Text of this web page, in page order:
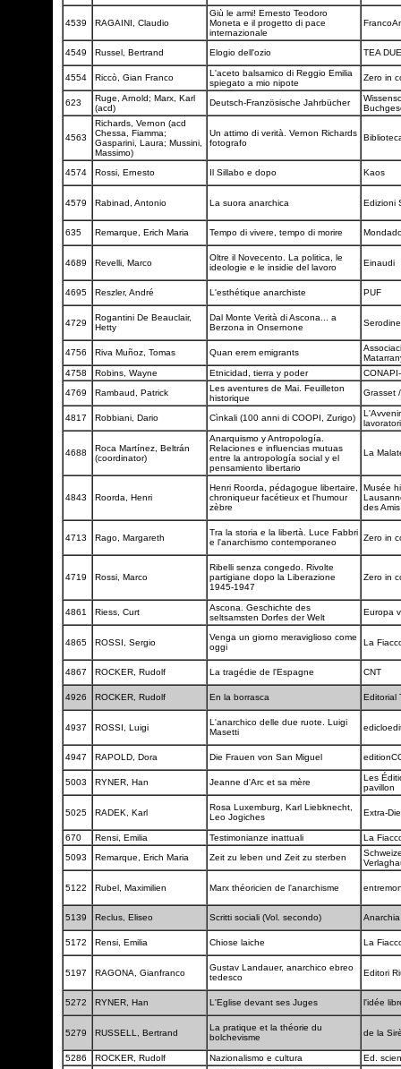
4539 RAGAINI, Claudio
Giù le armi! Ernesto Teodoro
Moneta e il progetto di pace
internazionale
4549 Russel, Bertrand Elogio dell'ozio TEA
4554 Riccò, Gian Franco
L'aceto balsamico di Reggio Emilia
spiegato a mio nipote
Zero in
623
Ruge, Arnold; Marx, Karl
(acd)
Deutsch-Französische Jahrbücher
4563
Richards, Vernon (acd
Chessa, Fiamma;
Gasparini, Laura; Mussini,
Massimo)
Un attimo di verità. Vernon Richards
fotografo
4574 Rossi, Ernesto Il Sillabo e dopo Kaos
4579 Rabinad, Antonio La suora anarchica Edizioni
635 Remarque, Erich Maria Tempo di vivere, tempo di morire
4689 Revelli, Marco
Oltre il Novecento. La politica, le
ideologie e le insidie del lavoro
Einaudi
4695 Reszler, André L'esthétique anarchiste PUF
4729
Rogantini De Beauclair,
Hetty
Dal Monte Verità di Ascona... a
Berzona in Onsernone
4756 Riva Muñoz, Tomas Quan erem emigrants
4758
Robins, Wayne Etnicidad, tierra y poder
4769
Rambaud, Patrick
Les aventures de Mai. Feuilleton
historique
Grasset
4817 Robbiani, Dario Cìnkali (100 anni di COOPI, Zurigo)
4688
Roca Martínez, Beltrán
(coordinator)
Anarquismo y Antropología.
Relaciones e influencias mutuas
entre la antropología social y el
pensamiento libertario
La
4843 Roorda, Henri
Henri Roorda, pédagogue libertaire,
chroniqueur facétieux et l'humour
zèbre
Musée
des
4713 Rago, Margareth
Tra la storia e la libertà. Luce Fabbri
e l'anarchismo contemporaneo
Zero in
4719 Rossi, Marco
Ribelli senza congedo. Rivolte
partigiane dopo la Liberazione
1945-1947
Zero in
4861 Riess, Curt
Ascona. Geschichte des
seltsamsten Dorfes der Welt
Europa
4865 ROSSI, Sergio
Venga un giorno meraviglioso come
oggi
La
4867 ROCKER, Rudolf La tragédie de l'Espagne CNT
4926 ROCKER, Rudolf En la borrasca Editorial
4937 ROSSI, Luigi
L'anarchico delle due ruote. Luigi
Masetti
4947 RAPOLD, Dora Die Frauen von San Miguel
5003 RYNER, Han Jeanne d'Arc et sa mère
Les
pavillon
5025 RADEK, Karl
Rosa Luxemburg, Karl Liebknecht,
Leo Jogiches
Extra-
670 Rensi, Emilia Testimonianze inattuali
La
5093
Remarque, Erich Maria Zeit zu leben und Zeit zu sterben
5122 Rubel, Maximilien Marx théoricien de l'anarchisme
5139 Reclus, Eliseo Scritti sociali (Vol. secondo)
5172 Rensi, Emilia Chiose laiche La
5197 RAGONA, Gianfranco
Gustav Landauer, anarchico ebreo
tedesco
Editori
5272 RYNER, Han L'Eglise devant ses Juges l'idée
5279 RUSSELL, Bertrand
La pratique et la théorie du
bolchevisme
de la
5286 ROCKER, Rudolf Nazionalismo e cultura
Ed.